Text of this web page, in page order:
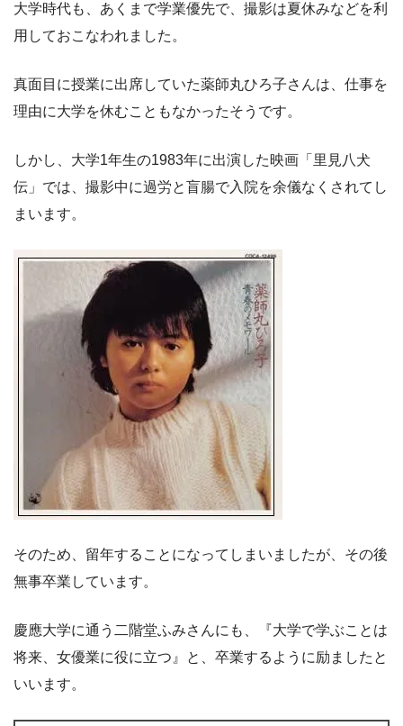
大学時代も、あくまで学業優先で、撮影は夏休みなどを利
用しておこなわれました。
真面目に授業に出席していた薬師丸ひろ子さんは、仕事を
理由に大学を休むこともなかったそうです。
しかし、大学1年生の1983年に出演した映画「里見八犬
伝」では、撮影中に過労と盲腸で入院を余儀なくされてし
まいます。
そのため、留年することになってしまいましたが、その後
無事卒業しています。
慶應大学に通う二階堂ふみさんにも、『大学で学ぶことは
将来、女優業に役に立つ』と、卒業するように励ましたと
いいます。